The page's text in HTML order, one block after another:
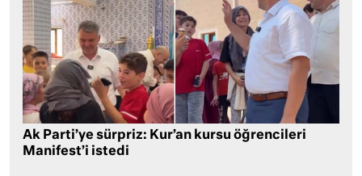
Ak Parti’ye sürpriz: Kur’an kursu öğrencileri
Manifest’i istedi